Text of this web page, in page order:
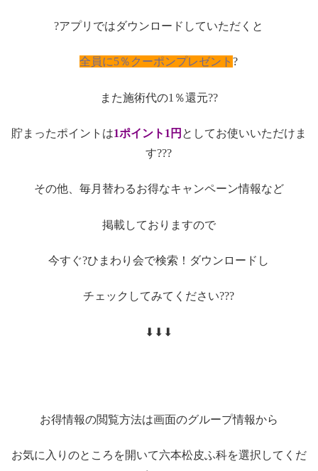
?アプリではダウンロードしていただくと
全員に5％クーポンプレゼント?
また施術代の1％還元??
貯まったポイントは1ポイント1円 としてお使いいただけま
す???
その他、毎月替わるお得なキャンペーン情報など
掲載しておりますので
今すぐ?ひまわり会で検索！ダウンロードし
チェックしてみてください???
⬇⬇⬇
お得情報の閲覧方法は画面のグループ情報から
お気に入りのところを開いて六本松皮ふ科を選択してくだ